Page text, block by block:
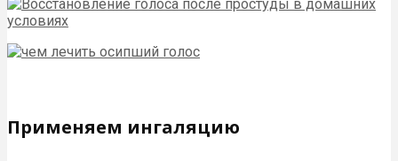
Применяем ингаляцию